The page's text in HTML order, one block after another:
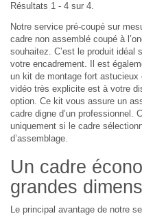
Résultats 1 - 4 sur 4.
Notre service pré-coupé sur
cadre non assemblé coupé à
souhaitez. C’est le produit idéal
votre encadrement. Il est
un kit de montage fort
vidéo très explicite est à votre
option. Ce kit vous assure un
cadre digne d’un professionnel.
uniquement si le cadre
d’assemblage.
Un cadre
grandes
Le principal avantage de notre